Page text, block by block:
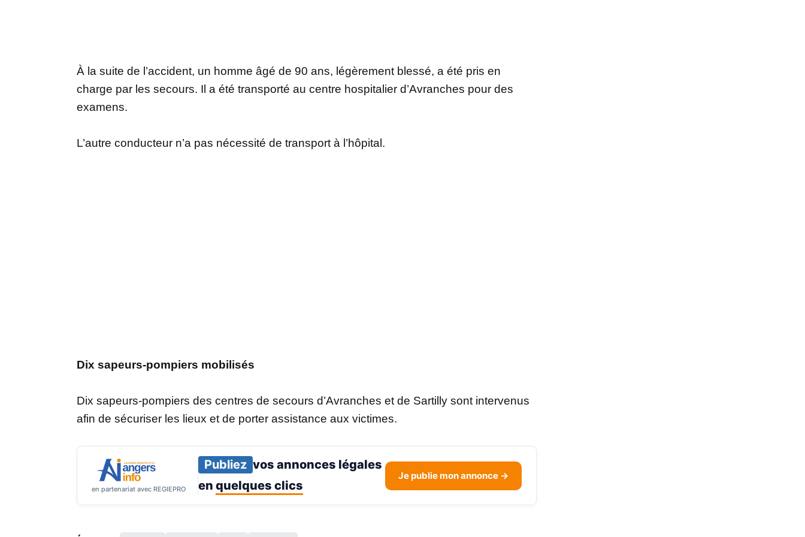
À la suite de l’accident, un homme âgé de 90 ans, légèrement blessé, a été pris en
charge par les secours. Il a été transporté au centre hospitalier d’Avranches pour des
examens.
L’autre conducteur n’a pas nécessité de transport à l’hôpital.
Dix sapeurs-pompiers mobilisés
Dix sapeurs-pompiers des centres de secours d’Avranches et de Sartilly sont intervenus
afin de sécuriser les lieux et de porter assistance aux victimes.
en partenariat avec REGIEPRO
Publiez vos annonces légales
en quelques clics
Je publie mon annonce →